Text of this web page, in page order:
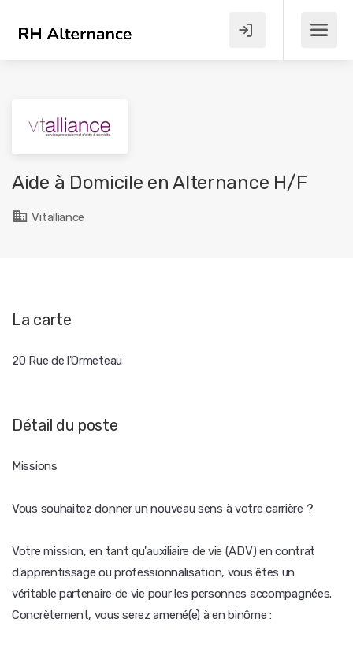
Aide à Domicile en Alternance H/F
Vitalliance
La carte
20 Rue de l'Ormeteau
Détail du poste
Missions
Vous souhaitez donner un nouveau sens à votre carrière ?
Votre mission, en tant qu'auxiliaire de vie (ADV) en contrat
d'apprentissage ou professionnalisation, vous êtes un
véritable partenaire de vie pour les personnes accompagnées.
Concrètement, vous serez amené(e) à en binôme :